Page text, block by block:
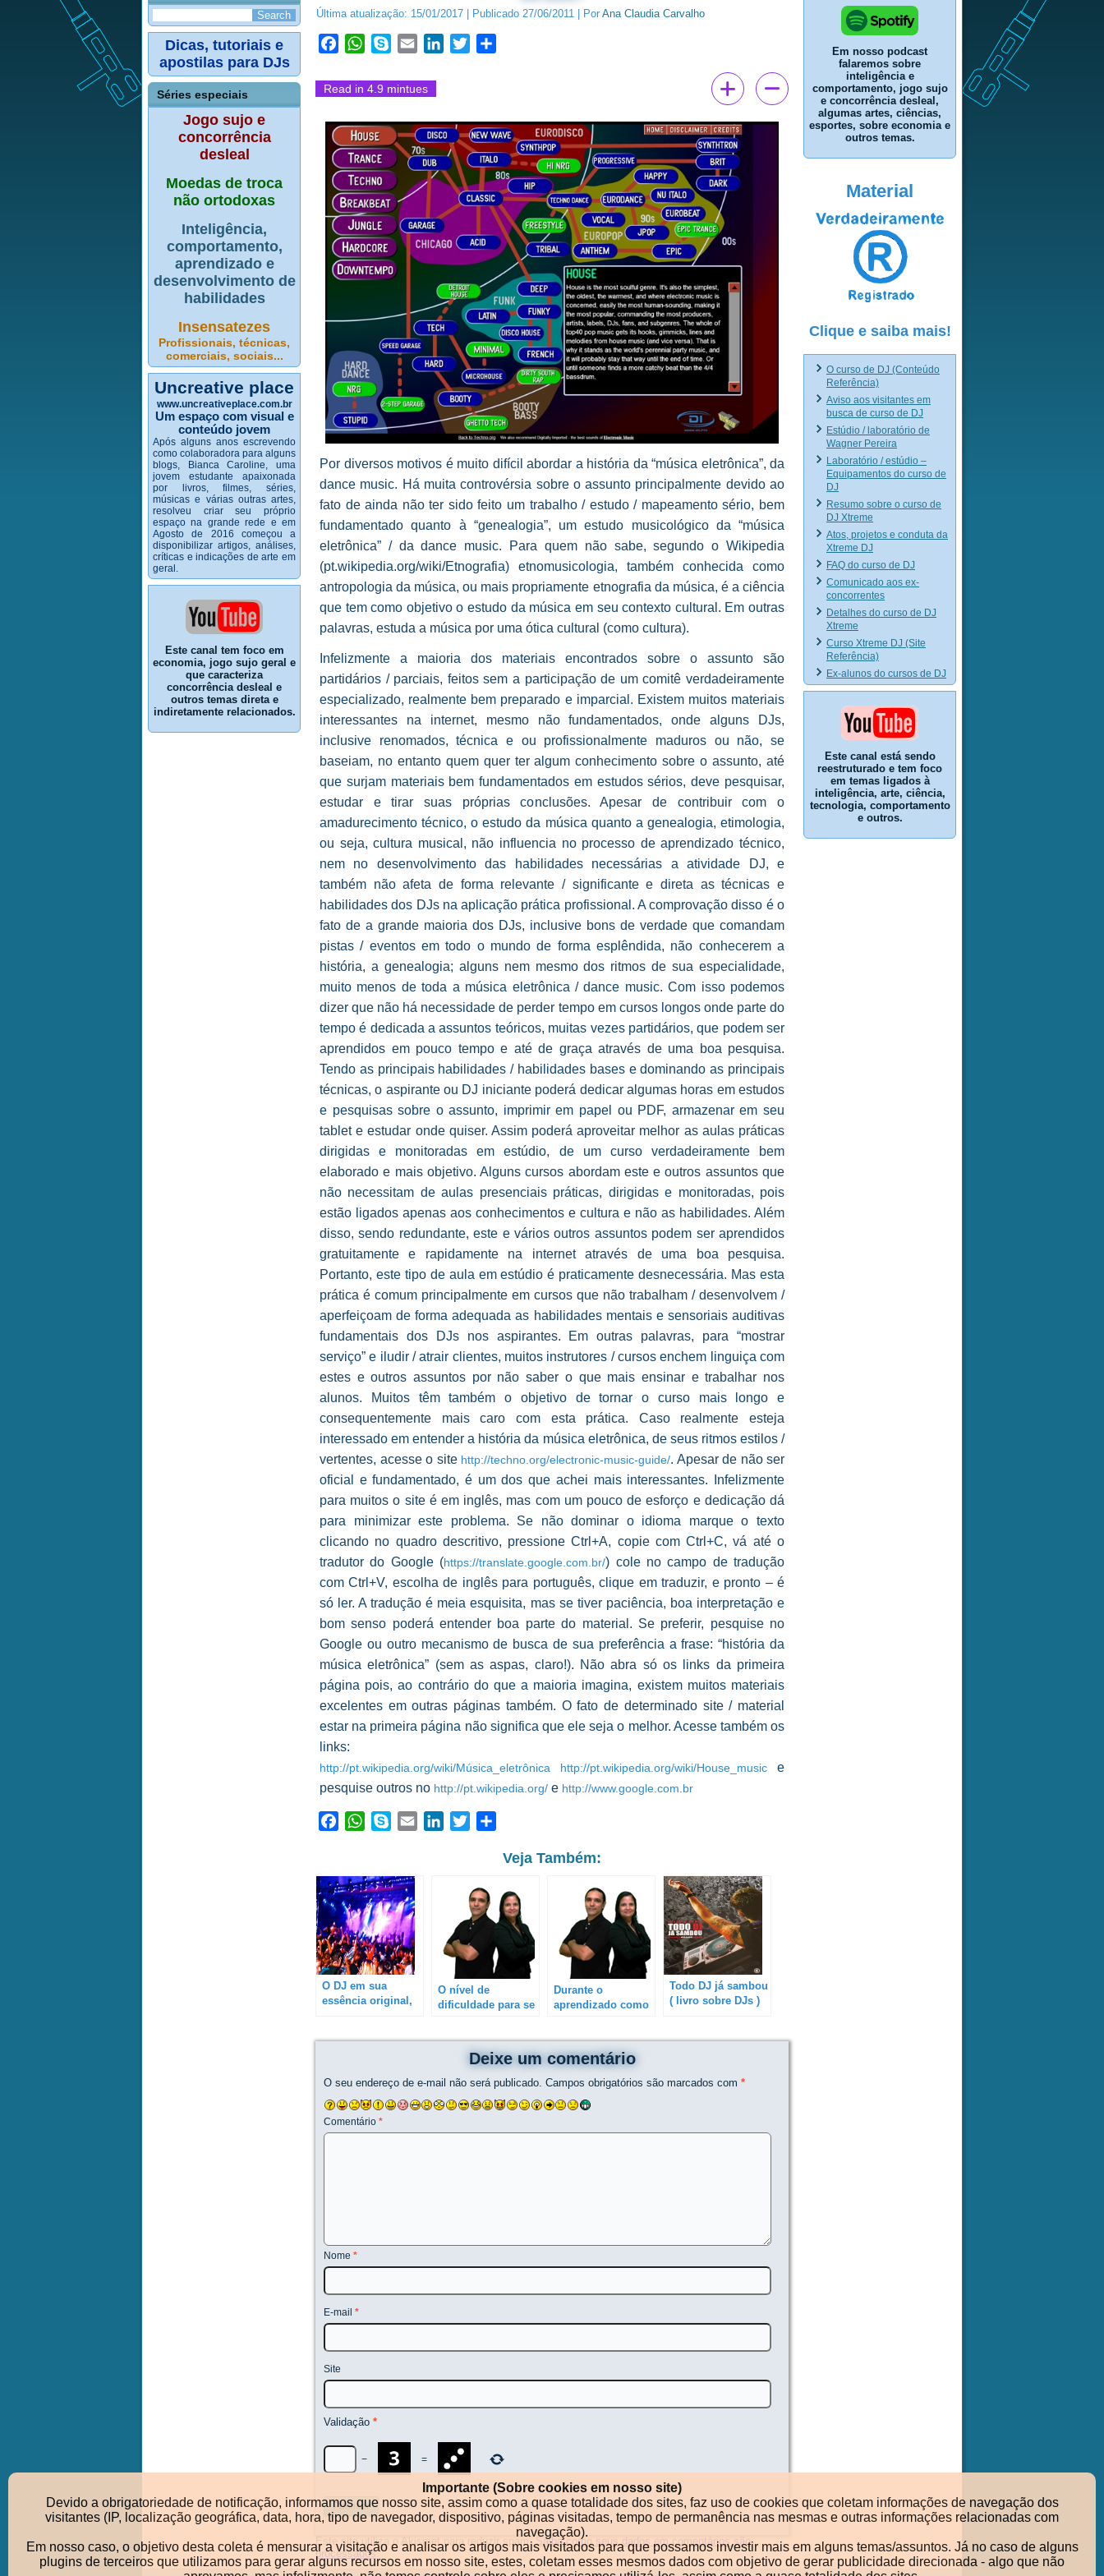
Dicas, tutoriais e
apostilas para DJs
Séries especiais
Jogo sujo e
concorrência
desleal
Moedas de troca
não ortodoxas
Inteligência,
comportamento,
aprendizado e
desenvolvimento de
habilidades
Insensatezes
Profissionais, técnicas,
comerciais, sociais...
Uncreative place
www.uncreativeplace.com.br
Um espaço com visual e
conteúdo jovem
Após alguns anos escrevendo
como colaboradora para alguns
blogs, Bianca Caroline, uma
jovem estudante apaixonada
por livros, filmes, séries,
músicas e várias outras artes,
resolveu criar seu próprio
espaço na grande rede e em
Agosto de 2016 começou a
disponibilizar artigos, análises,
críticas e indicações de arte em
geral.
Este canal tem foco em
economia, jogo sujo geral e
que caracteriza
concorrência desleal e
outros temas direta e
indiretamente relacionados.
Última atualização: 15/01/2017 Publicado 27/06/2011 Por Ana Claudia Carvalho
FacebookWhatsApp
Skype Email LinkedInTwitter
Read in 4.9 mintues
Por diversos motivos é muito difícil abordar a história da “música eletrônica”, da
dance music. Há muita controvérsia sobre o assunto principalmente devido ao
fato de ainda não ter sido feito um trabalho / estudo / mapeamento sério, bem
fundamentado quanto à “genealogia”, um estudo musicológico da “música
eletrônica” / da dance music. Para quem não sabe, segundo o Wikipedia
(pt.wikipedia.org/wiki/Etnografia) etnomusicologia, também conhecida como
antropologia da música, ou mais propriamente etnografia da música, é a ciência
que tem como objetivo o estudo da música em seu contexto cultural. Em outras
palavras, estuda a música por uma ótica cultural (como cultura).
Infelizmente a maioria dos materiais encontrados sobre o assunto são
partidários / parciais, feitos sem a participação de um comitê verdadeiramente
especializado, realmente bem preparado e imparcial. Existem muitos materiais
interessantes na internet, mesmo não fundamentados, onde alguns DJs,
inclusive renomados, técnica e ou profissionalmente maduros ou não, se
baseiam, no entanto quem quer ter algum conhecimento sobre o assunto, até
que surjam materiais bem fundamentados em estudos sérios, deve pesquisar,
estudar e tirar suas próprias conclusões. Apesar de contribuir com o
amadurecimento técnico, o estudo da música quanto a genealogia, etimologia,
ou seja, cultura musical, não influencia no processo de aprendizado técnico,
nem no desenvolvimento das habilidades necessárias a atividade DJ, e
também não afeta de forma relevante / significante e direta as técnicas e
habilidades dos DJs na aplicação prática profissional. A comprovação disso é o
fato de a grande maioria dos DJs, inclusive bons de verdade que comandam
pistas / eventos em todo o mundo de forma esplêndida, não conhecerem a
história, a genealogia; alguns nem mesmo dos ritmos de sua especialidade,
muito menos de toda a música eletrônica / dance music. Com isso podemos
dizer que não há necessidade de perder tempo em cursos longos onde parte do
tempo é dedicada a assuntos teóricos, muitas vezes partidários, que podem ser
aprendidos em pouco tempo e até de graça através de uma boa pesquisa.
Tendo as principais habilidades / habilidades bases e dominando as principais
técnicas, o aspirante ou DJ iniciante poderá dedicar algumas horas em estudos
e pesquisas sobre o assunto, imprimir em papel ou PDF, armazenar em seu
tablet e estudar onde quiser. Assim poderá aproveitar melhor as aulas práticas
dirigidas e monitoradas em estúdio, de um curso verdadeiramente bem
elaborado e mais objetivo. Alguns cursos abordam este e outros assuntos que
não necessitam de aulas presenciais práticas, dirigidas e monitoradas, pois
estão ligados apenas aos conhecimentos e cultura e não as habilidades. Além
disso, sendo redundante, este e vários outros assuntos podem ser aprendidos
gratuitamente e rapidamente na internet através de uma boa pesquisa.
Portanto, este tipo de aula em estúdio é praticamente desnecessária. Mas esta
prática é comum principalmente em cursos que não trabalham / desenvolvem /
aperfeiçoam de forma adequada as habilidades mentais e sensoriais auditivas
fundamentais dos DJs nos aspirantes. Em outras palavras, para “mostrar
serviço” e iludir / atrair clientes, muitos instrutores / cursos enchem linguiça com
estes e outros assuntos por não saber o que mais ensinar e trabalhar nos
alunos. Muitos têm também o objetivo de tornar o curso mais longo e
consequentemente mais caro com esta prática. Caso realmente esteja
interessado em entender a história da música eletrônica, de seus ritmos estilos /
vertentes, acesse o site http://techno.org/electronic-music-guide/. Apesar de não ser
oficial e fundamentado, é um dos que achei mais interessantes. Infelizmente
para muitos o site é em inglês, mas com um pouco de esforço e dedicação dá
para minimizar este problema. Se não dominar o idioma marque o texto
clicando no quadro descritivo, pressione Ctrl+A, copie com Ctrl+C, vá até o
tradutor do Google (https://translate.google.com.br/) cole no campo de tradução
com Ctrl+V, escolha de inglês para português, clique em traduzir, e pronto – é
só ler. A tradução é meia esquisita, mas se tiver paciência, boa interpretação e
bom senso poderá entender boa parte do material. Se preferir, pesquise no
Google ou outro mecanismo de busca de sua preferência a frase: “história da
música eletrônica” (sem as aspas, claro!). Não abra só os links da primeira
página pois, ao contrário do que a maioria imagina, existem muitos materiais
excelentes em outras páginas também. O fato de determinado site / material
estar na primeira página não significa que ele seja o melhor. Acesse também os
links:
http://pt.wikipedia.org/wiki/Música_eletrônica http://pt.wikipedia.org/wiki/House_music e
pesquise outros no http://pt.wikipedia.org/ e http://www.google.com.br
FacebookWhatsApp
Skype Email LinkedInTwitter
Veja Também:
O DJ em sua
essência original,
“controle” /
O nível de
dificuldade para se
e estilos musicais
é o mesmo para
todos ou uns são
Durante o
aprendizado como
um ritmo e ou
estilo ou vários?
Todo DJ já sambou
( livro sobre DJs )
Deixe um comentário
O seu endereço de e-mail não será publicado. Campos obrigatórios são marcados com *
Comentário *
Nome *
E-mail *
Site
Validação *
− =
Este site utiliza o Akismet para reduzir spam.Saiba como seus dados em comentários são
processados.
Em nosso podcast
falaremos sobre
inteligência e
comportamento, jogo sujo
e concorrência desleal,
algumas artes, ciências,
esportes, sobre economia e
outros temas.
Material
Clique e saiba mais!
O curso de DJ (Conteúdo
Referência)
Aviso aos visitantes em
busca de curso de DJ
Estúdio / laboratório de
Wagner Pereira
Laboratório / estúdio –
Equipamentos do curso de
DJ
Resumo sobre o curso de
DJ Xtreme
Atos, projetos e conduta da
Xtreme DJ
FAQ do curso de DJ
Comunicado aos ex-
concorrentes
Detalhes do curso de DJ
Xtreme
Curso Xtreme DJ (Site
Referência)
Ex-alunos do cursos de DJ
Este canal está sendo
reestruturado e tem foco
em temas ligados à
inteligência, arte, ciência,
tecnologia, comportamento
e outros.
Importante (Sobre cookies em nosso site)
Devido a obrigatoriedade de notificação, informamos que nosso site, assim como a quase totalidade dos sites, faz uso de cookies que coletam informações de navegação dos
visitantes (IP, localização geográfica, data, hora, tipo de navegador, dispositivo, páginas visitadas, tempo de permanência nas mesmas e outras informações relacionadas com
navegação).
Em nosso caso, o objetivo desta coleta é mensurar a visitação e analisar os artigos mais visitados para que possamos investir mais em alguns temas/assuntos. Já no caso de alguns
plugins de terceiros que utilizamos para gerar alguns recursos em nosso site, estes, coletam esses mesmos dados com objetivo de gerar publicidade direcionada - algo que não